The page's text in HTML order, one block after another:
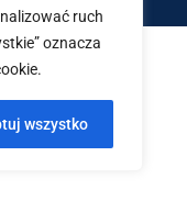
ruch
oznacza
wszystko